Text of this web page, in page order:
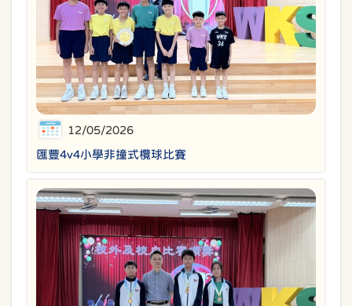
12/05/2026
匯豐4v4小學非撞式欖球比賽